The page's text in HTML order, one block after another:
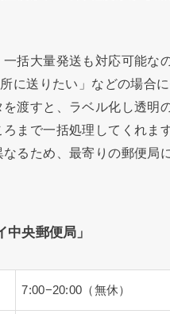
括大量発送も対応可能な
に送りたい」などの場合
を渡すと、ラベル化し透明
ろまで一括処理してくれま
なるため、最寄りの郵便局
中央郵便局」
7:00−20:00（無休）